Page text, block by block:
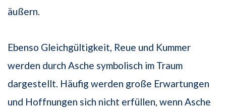
äußern.
Ebenso Gleichgültigkeit, Reue und Kummer
werden durch Asche symbolisch im Traum
dargestellt. Häufig werden große Erwartungen
und Hoffnungen sich nicht erfüllen, wenn Asche